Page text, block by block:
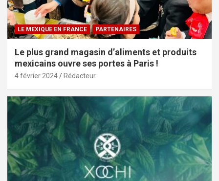
LE MEXIQUE EN FRANCE PARTENAIRES
Le plus grand magasin d’aliments et produits
mexicains ouvre ses portes à Paris !
4 février 2024 Rédacteur